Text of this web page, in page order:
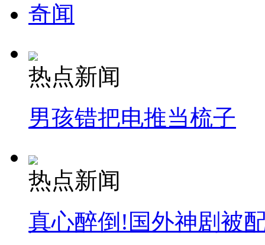
奇闻
热点新闻
男孩错把电推当梳子
热点新闻
真心醉倒!国外神剧被